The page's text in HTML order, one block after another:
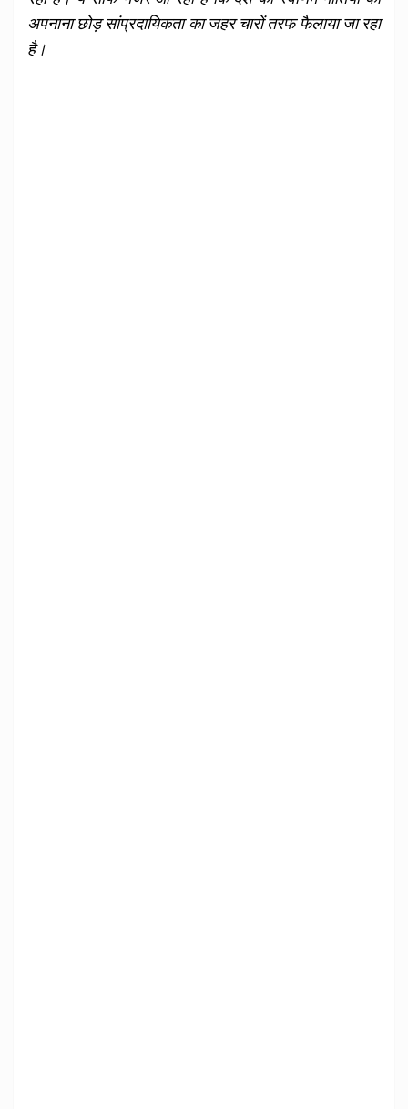
अपनाना छोड़ सांप्रदायिकता का जहर चारों तरफ फैलाया जा रहा
है।